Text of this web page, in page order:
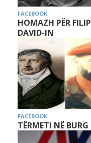
FACEBOOK
HOMAZH PËR FILIP
DAVID-IN
FACEBOOK
TËRMETI NË BURG